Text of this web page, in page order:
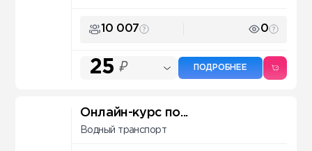
10 007 0
25 ₽ ПОДРОБНЕЕ
Онлайн-курс по...
Водный транспорт